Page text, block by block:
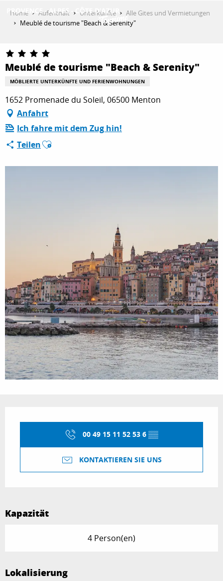
ENTDECKEN
AKTIVITÄTEN
AUFENTHALT
ESPACE PRO
Home Aufenthalt Unterkünfte
Alle Gites und Vermietungen
Meublé de tourisme "Beach & Serenity"
Meublé de tourisme "Beach & Serenity"
MÖBLIERTE UNTERKÜNFTE UND FERIENWOHNUNGEN
1652 Promenade du Soleil, 06500 Menton
Anfahrt
Ich fahre mit dem Zug hin!
TeilenAjouter aux favoris
00 49 15 11 52 53 6 ▒▒
KONTAKTIEREN SIE UNS
Kapazität
4 Person(en)
Lokalisierung